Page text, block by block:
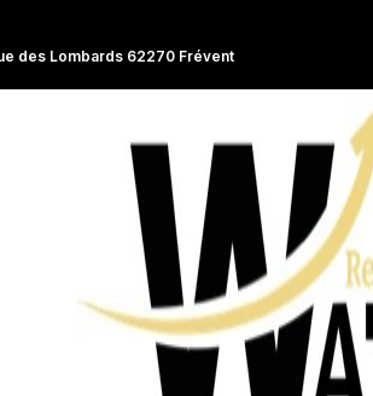
des Lombards 62270 Frévent